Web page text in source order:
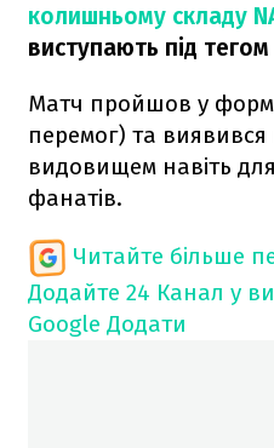
колишньому складу
виступають під тегом
Матч пройшов у
перемог) та
видовищем навіть
фанатів.
Читайте більше
Додайте 24 Канал у
Google Додати